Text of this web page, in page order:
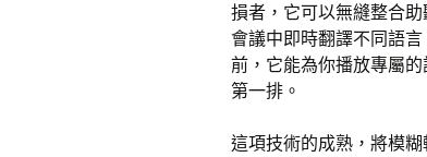
損者，它可以無縫整合
會議中即時翻譯不同語
前，它能為你播放專屬
第一排。
這項技術的成熟，將模